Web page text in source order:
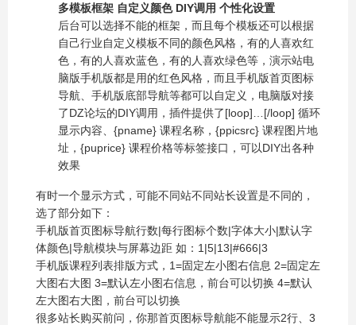
多模板框架 自定义颜色 DIY调用 个性化设置
后台可以选择不能的框架，而且每个模板还可以根据
自己行业自定义模板不同的颜色风格，有的人喜欢红
色，有的人喜欢蓝色，有的人喜欢绿色等，演示站电
脑版手机版都是用的红色风格，而且手机版首页图标
导航、手机版底部导航等都可以自定义，电脑版对接
了DZ论坛的DIY调用，插件提供了[loop]…[/loop] 循环
显示内容、{pname} 课程名称，{ppicsrc} 课程图片地
址，{puprice} 课程价格等标签接口，可以DIY出各种
效果
有时一个显示方式，可能不同站不同站长设置是不同的，
选了部分如下：
手机版首页图标导航行数|每行图标个数|字体大小|默认字
体颜色|导航模块与屏幕边距 如：1|5|13|#666|3
手机版课程列表排版方式，1=固定左小图右信息 2=固定左
大图右大图 3=默认左小图右信息，前台可以切换 4=默认
左大图右大图，前台可以切换
很多站长购买前问，你那首页图标导航能不能显示2行、3